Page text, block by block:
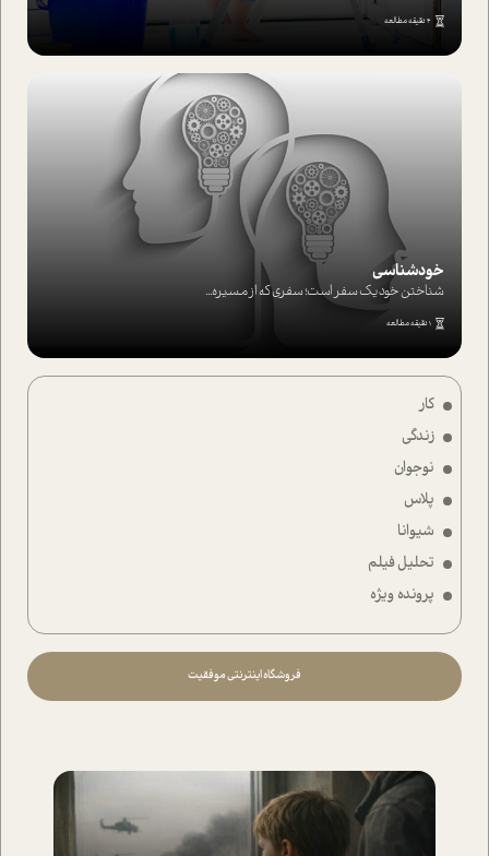
کار
زندگی
نوجوان
پلاس
شیوانا
تحلیل فیلم
پرونده ویژه
فروشگاه اینترنتی موفقیت
4 دقیقه مطالعه
خودشناسی
شناختن خود یک سفر است؛ سفری که از مسیره...
1 دقیقه مطالعه